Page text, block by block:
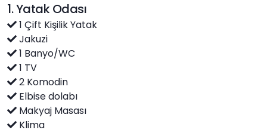
1. Yatak Odası
1 Çift Kişilik Yatak
Jakuzi
1 Banyo/WC
1 TV
2 Komodin
Elbise dolabı
Makyaj Masası
Klima